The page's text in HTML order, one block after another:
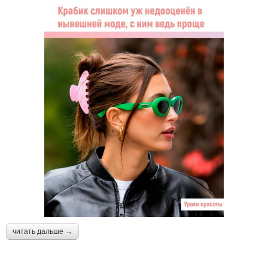
читать дальше →